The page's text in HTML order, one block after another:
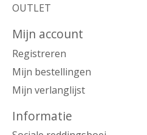
OUTLET
Mijn account
Registreren
Mijn bestellingen
Mijn verlanglijst
Informatie